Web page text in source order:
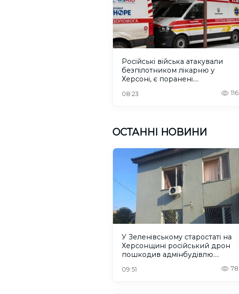
Російські війська атакували
безпілотником лікарню у
Херсоні, є поранені.
08:23 116
ОСТАННІ НОВИНИ
У Зеленівському старостаті на
Херсонщині російський дрон
пошкодив адмінбудівлю.
09:51 78